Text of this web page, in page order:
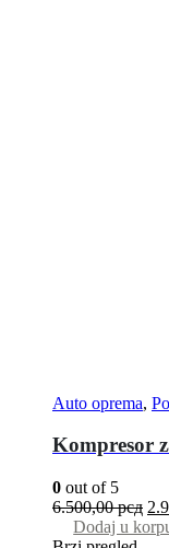
Auto oprema,
Kompresor
0 out of 5
6.500,00рсд
Dodaj u